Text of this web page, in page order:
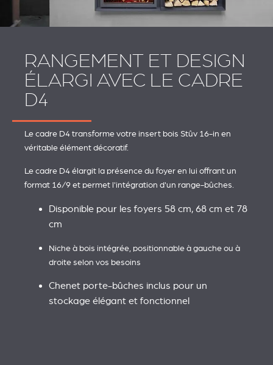
RANGEMENT ET DESIGN
ÉLARGI AVEC LE CADRE
D4
Le cadre D4 transforme votre insert bois Stûv 16-in en
véritable élément décoratif.
Le cadre D4 élargit la présence du foyer en lui offrant un
format 16/9 et permet l'intégration d'un range-bûches.
Disponible pour les foyers 58 cm, 68 cm et 78
cm
Niche à bois intégrée, positionnable à gauche ou à
droite selon vos besoins
Chenet porte-bûches inclus pour un
stockage élégant et fonctionnel